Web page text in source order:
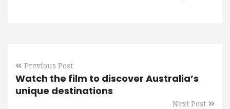
Previous Post
Watch the film to discover Australia’s
unique destinations
Next Post